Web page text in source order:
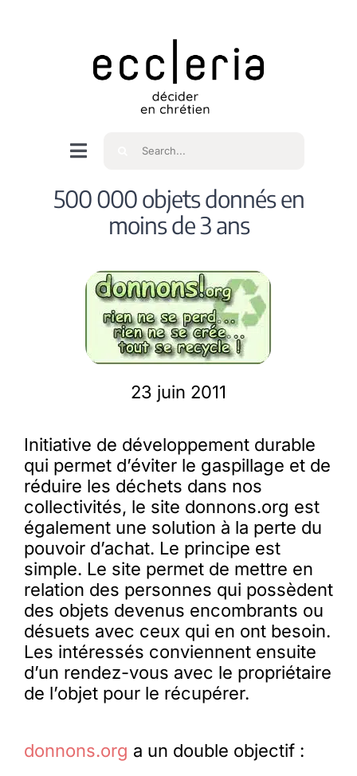
Navigation
bascule
Accueil
Intéressés
Spiritualité
L’actu
Nous soutenir
La revue Responsables
Rechercher
500 000 objets donnés en
moins de 3 ans
23 juin 2011
Initiative de développement durable
qui permet d’éviter le gaspillage et de
réduire les déchets dans nos
collectivités, le site donnons.org est
également une solution à la perte du
pouvoir d’achat. Le principe est
simple. Le site permet de mettre en
relation des personnes qui possèdent
des objets devenus encombrants ou
désuets avec ceux qui en ont besoin.
Les intéressés conviennent ensuite
d’un rendez-vous avec le propriétaire
de l’objet pour le récupérer.
donnons.org a un double objectif :